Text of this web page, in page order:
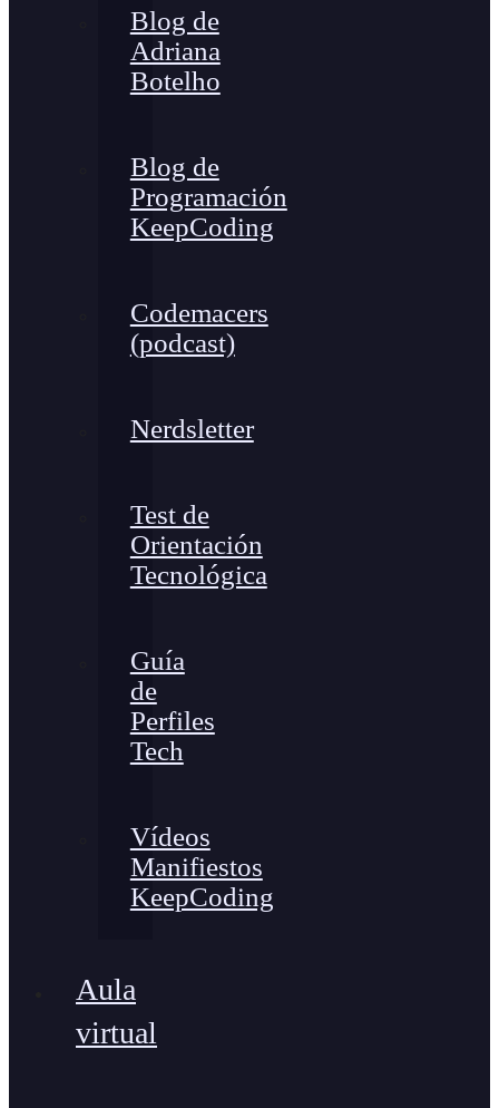
Blog de
Adriana
Botelho
Blog de
Programación
KeepCoding
Codemacers
(podcast)
Nerdsletter
Test de
Orientación
Tecnológica
Guía
de
Perfiles
Tech
Vídeos
Manifiestos
KeepCoding
Aula
virtual